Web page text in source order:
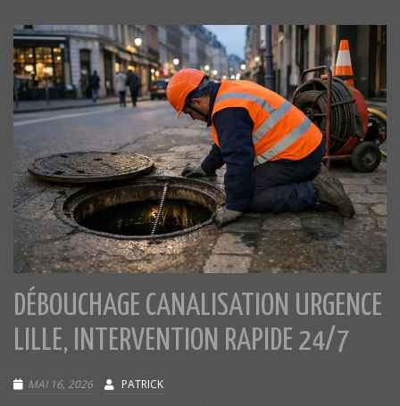
DÉBOUCHAGE CANALISATION URGENCE
LILLE, INTERVENTION RAPIDE 24/7
MAI 16, 2026 PATRICK